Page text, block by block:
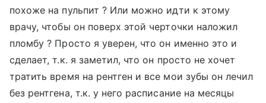
похоже на пульпит ? Или можно идти к этому
врачу, чтобы он поверх этой черточки наложил
пломбу ? Просто я уверен, что он именно это и
сделает, т.к. я заметил, что он просто не хочет
тратить время на рентген и все мои зубы он лечил
без рентгена, т.к. у него расписание на месяцы